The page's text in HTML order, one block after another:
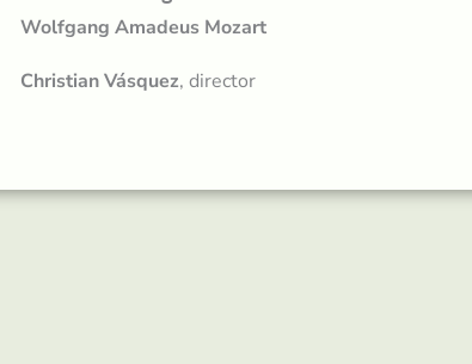
Wolfgang Amadeus Mozart
Christian Vásquez, director